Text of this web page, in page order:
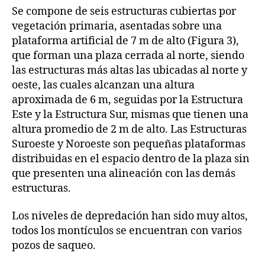
Se compone de seis estructuras cubiertas por
vegetación primaria, asentadas sobre una
plataforma artificial de 7 m de alto (Figura 3),
que forman una plaza cerrada al norte, siendo
las estructuras más altas las ubicadas al norte y
oeste, las cuales alcanzan una altura
aproximada de 6 m, seguidas por la Estructura
Este y la Estructura Sur, mismas que tienen una
altura promedio de 2 m de alto. Las Estructuras
Suroeste y Noroeste son pequeñas plataformas
distribuidas en el espacio dentro de la plaza sin
que presenten una alineación con las demás
estructuras.
Los niveles de depredación han sido muy altos,
todos los montículos se encuentran con varios
pozos de saqueo.